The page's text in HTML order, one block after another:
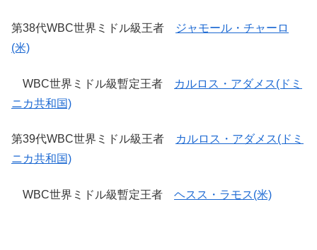
第38代WBC世界ミドル級王者
ジャモール・チャーロ
(米)
WBC世界ミドル級暫定王者
カルロス・アダメス(ドミ
ニカ共和国)
第39代WBC世界ミドル級王者
カルロス・アダメス(ドミ
ニカ共和国)
WBC世界ミドル級暫定王者 ヘスス・ラモス(米)